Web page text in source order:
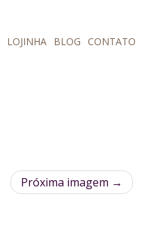
LOJINHA BLOG CONTATO
Próxima imagem →